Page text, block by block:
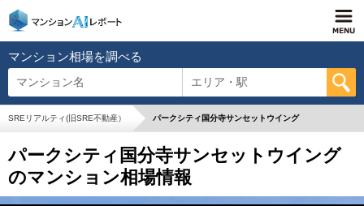
マンション相場を調べる
マンション名 エリア・駅
SREリアルティ(旧SRE不動産） パークシティ国分寺サンセットウイング
パークシティ国分寺サンセットウイング
のマンション相場情報